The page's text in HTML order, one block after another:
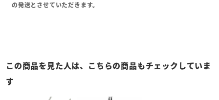
の発送とさせていただきます。
この商品を見た人は、こちらの商品もチェックしていま
す